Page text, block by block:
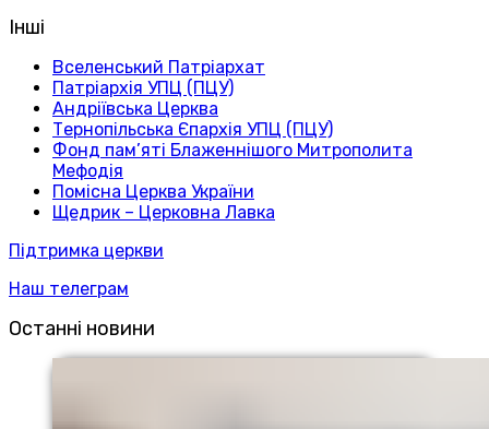
Інші
Вселенський Патріархат
Патріархія УПЦ (ПЦУ)
Андріївська Церква
Тернопільська Єпархія УПЦ (ПЦУ)
Фонд пам’яті Блаженнішого Митрополита
Мефодія
Помісна Церква України
Щедрик – Церковна Лавка
Підтримка церкви
Наш телеграм
Останні новини